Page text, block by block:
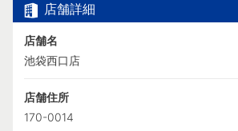
店舗詳細
店舗名
池袋西口店
店舗住所
170-0014